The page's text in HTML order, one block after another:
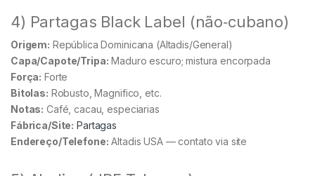
4) Partagas Black Label (não‑cubano)
Origem: República Dominicana (Altadis/General)
Capa/Capote/Tripa: Maduro escuro; mistura encorpada
Força: Forte
Bitolas: Robusto, Magnifico, etc.
Notas: Café, cacau, especiarias
Fábrica/Site: Partagas
Endereço/Telefone: Altadis USA — contato via site